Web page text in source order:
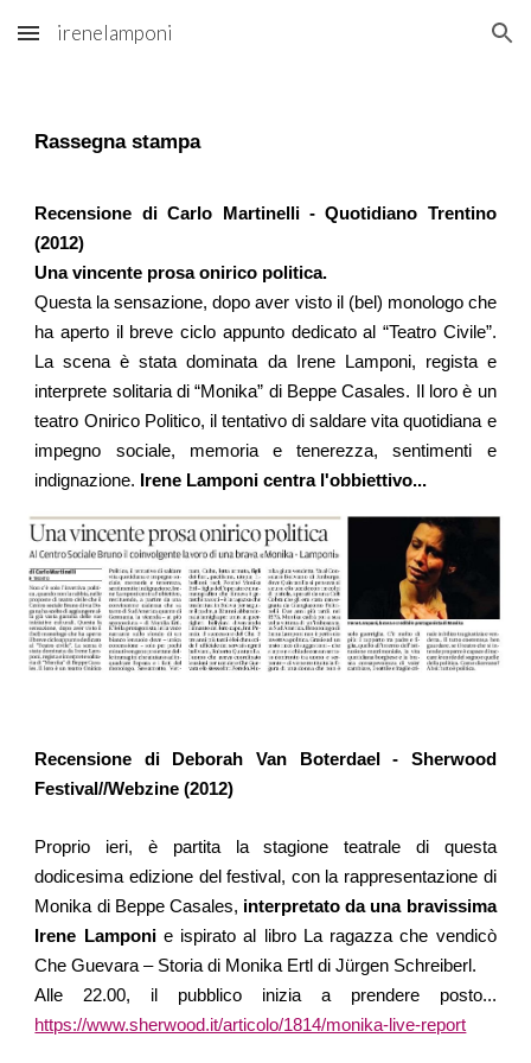
Skip to main content Skip to navigation
irenelamponi
Rassegna stampa
Recensione di Carlo Martinelli - Quotidiano Trentino
(2012)
Una vincente prosa onirico politica.
Questa la sensazione, dopo aver visto il (bel) monologo che
ha aperto il breve ciclo appunto dedicato al “Teatro Civile”.
La scena è stata dominata da Irene Lamponi, regista e
interprete solitaria di “Monika” di Beppe Casales. Il loro è un
teatro Onirico Politico, il tentativo di saldare vita quotidiana e
impegno sociale, memoria e tenerezza, sentimenti e
indignazione. Irene Lamponi centra l'obbiettivo...
Recensione di Deborah Van Boterdael - Sherwood
Festival//Webzine (2012)
Proprio ieri, è partita la stagione teatrale di questa
dodicesima edizione del festival, con la rappresentazione di
Monika di Beppe Casales, interpretato da una bravissima
Irene Lamponie ispirato al libro La ragazza che vendicò
Che Guevara – Storia di Monika Ertl di Jürgen Schreiberl.
Alle 22.00, il pubblico inizia a prendere posto...
https://www.sherwood.it/articolo/1814/monika-live-report